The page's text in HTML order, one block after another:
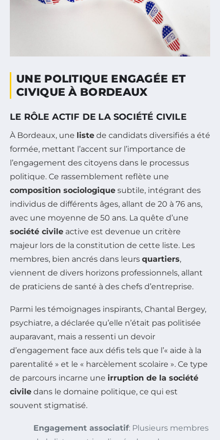
UNE POLITIQUE ENGAGÉE ET
CIVIQUE À BORDEAUX
LE RÔLE ACTIF DE LA SOCIÉTÉ CIVILE
À Bordeaux, une liste de candidats diversifiés a été
formée, mettant l’accent sur l’importance de
l’engagement des citoyens dans le processus
politique. Ce rassemblement reflète une
composition sociologique subtile, intégrant des
individus de différents âges, allant de 20 à 76 ans,
avec une moyenne de 50 ans. La quête d’une
société civile active est devenue un critère
majeur lors de la constitution de cette liste. Les
membres, bien ancrés dans leurs quartiers,
viennent de divers horizons professionnels, allant
de praticiens de santé à des chefs d’entreprise.
Parmi les témoignages inspirants, Chantal Bergey,
psychiatre, a déclarée qu’elle n’était pas politisée
auparavant, mais a ressenti un devoir
d’engagement face aux défis tels que l’« aide à la
parentalité » et le « harcèlement scolaire ». Ce type
de parcours incarne une irruption de la société
civile dans le domaine politique, ce qui est
souvent stigmatisé.
Engagement associatif: Plusieurs membres